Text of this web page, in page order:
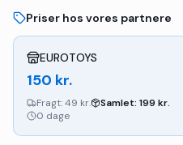
Priser hos vores partnere
EUROTOYS
150 kr.
Fragt:49 kr. Samlet: 199 kr.
0 dage